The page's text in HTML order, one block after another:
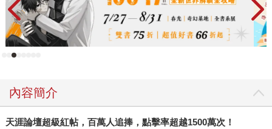
內容簡介
天涯論壇超級紅帖，百萬人追捧，點擊率超越1500萬次！